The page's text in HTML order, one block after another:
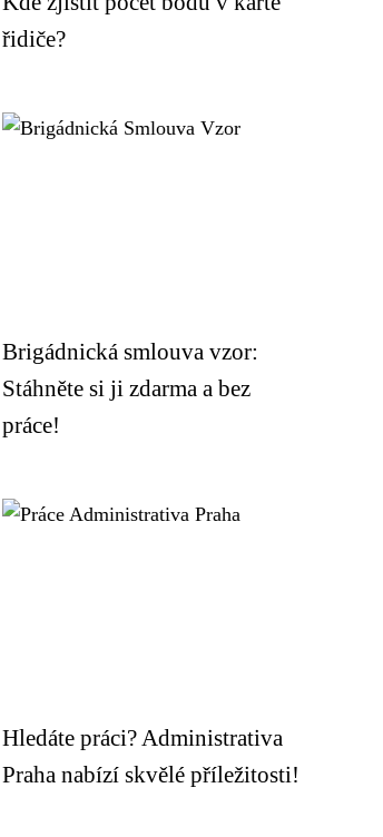
řidiče?
Brigádnická smlouva vzor:
Stáhněte si ji zdarma a bez
práce!
Hledáte práci? Administrativa
Praha nabízí skvělé příležitosti!